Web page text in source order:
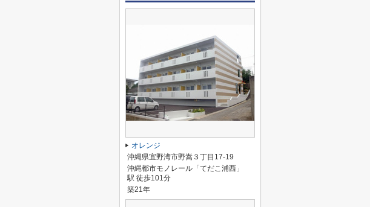
オレンジ
沖縄県宜野湾市野嵩３丁目17-19
沖縄都市モノレール「てだこ浦西」
駅 徒歩101分
築21年